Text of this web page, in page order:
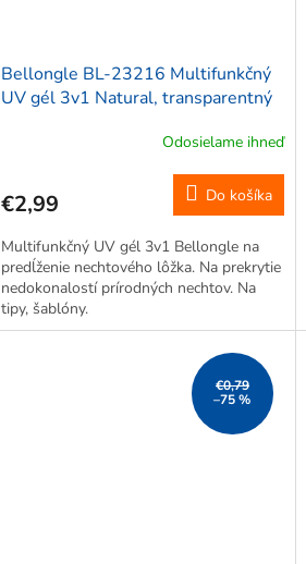
Bellongle BL-23216 Multifunkčný
UV gél 3v1 Natural, transparentný
Odosielame ihneď
€2,99 Do košíka
Multifunkčný UV gél 3v1 Bellongle na
predĺženie nechtového lôžka. Na prekrytie
nedokonalostí prírodných nechtov. Na
tipy, šablóny.
€0,79
–75 %